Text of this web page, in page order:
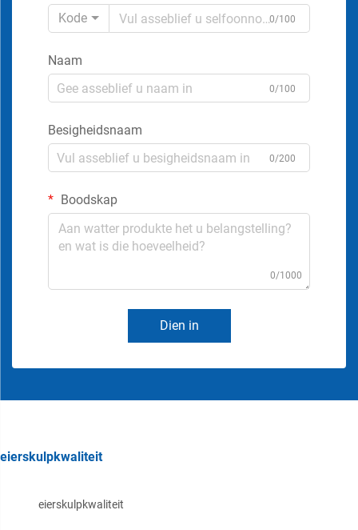
Kode
0/100
Naam
0/100
Besigheidsnaam
0/200
Boodskap
0/1000
Dien in
eierskulpkwaliteit
eierskulpkwaliteit